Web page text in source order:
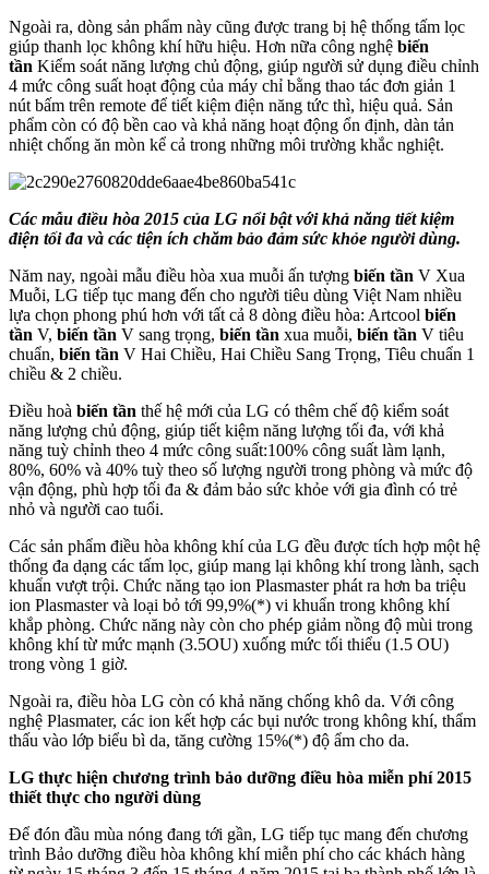
Ngoài ra, dòng sản phẩm này cũng được trang bị hệ thống tấm lọc
giúp thanh lọc không khí hữu hiệu. Hơn nữa công nghệ biến
tần Kiểm soát năng lượng chủ động, giúp người sử dụng điều chỉnh
4 mức công suất hoạt động của máy chỉ bằng thao tác đơn giản 1
nút bấm trên remote để tiết kiệm điện năng tức thì, hiệu quả. Sản
phẩm còn có độ bền cao và khả năng hoạt động ổn định, dàn tản
nhiệt chống ăn mòn kể cả trong những môi trường khắc nghiệt.
Các mẫu điều hòa 2015 của LG nổi bật với khả năng tiết kiệm
điện tối đa và các tiện ích chăm bảo đảm sức khỏe người dùng.
Năm nay, ngoài mẫu điều hòa xua muỗi ấn tượng biến tần V Xua
Muỗi, LG tiếp tục mang đến cho người tiêu dùng Việt Nam nhiều
lựa chọn phong phú hơn với tất cả 8 dòng điều hòa: Artcool biến
tần V, biến tần V sang trọng, biến tần xua muỗi, biến tần V tiêu
chuẩn, biến tần V Hai Chiều, Hai Chiều Sang Trọng, Tiêu chuẩn 1
chiều & 2 chiều.
Điều hoà biến tần thế hệ mới của LG có thêm chế độ kiểm soát
năng lượng chủ động, giúp tiết kiệm năng lượng tối đa, với khả
năng tuỳ chỉnh theo 4 mức công suất:100% công suất làm lạnh,
80%, 60% và 40% tuỳ theo số lượng người trong phòng và mức độ
vận động, phù hợp tối đa & đảm bảo sức khỏe với gia đình có trẻ
nhỏ và người cao tuổi.
Các sản phẩm điều hòa không khí của LG đều được tích hợp một hệ
thống đa dạng các tấm lọc, giúp mang lại không khí trong lành, sạch
khuẩn vượt trội. Chức năng tạo ion Plasmaster phát ra hơn ba triệu
ion Plasmaster và loại bỏ tới 99,9%(*) vi khuẩn trong không khí
khắp phòng. Chức năng này còn cho phép giảm nồng độ mùi trong
không khí từ mức mạnh (3.5OU) xuống mức tối thiểu (1.5 OU)
trong vòng 1 giờ.
Ngoài ra, điều hòa LG còn có khả năng chống khô da. Với công
nghệ Plasmater, các ion kết hợp các bụi nước trong không khí, thẩm
thấu vào lớp biểu bì da, tăng cường 15%(*) độ ẩm cho da.
LG thực hiện chương trình bảo dưỡng điều hòa miễn phí 2015
thiết thực cho người dùng
Để đón đầu mùa nóng đang tới gần, LG tiếp tục mang đến chương
trình Bảo dưỡng điều hòa không khí miễn phí cho các khách hàng